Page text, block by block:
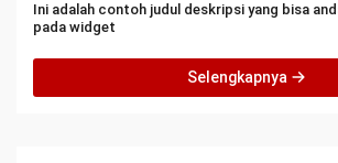
Ini adalah contoh judul deskripsi yang bisa
pada widget
Selengkapnya